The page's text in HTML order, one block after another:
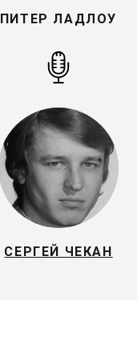
ПИТЕР ЛАДЛОУ
СЕРГЕЙ ЧЕКАН